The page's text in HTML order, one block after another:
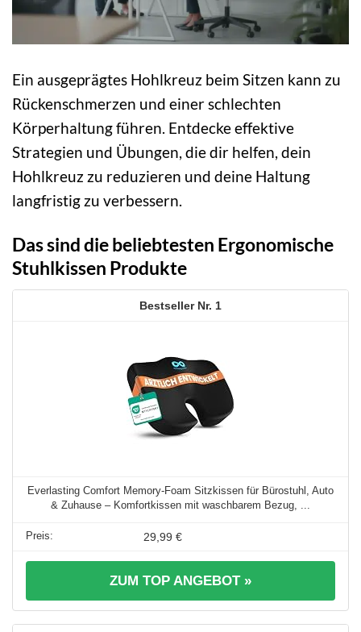
Ein ausgeprägtes Hohlkreuz beim Sitzen kann zu
Rückenschmerzen und einer schlechten
Körperhaltung führen. Entdecke effektive
Strategien und Übungen, die dir helfen, dein
Hohlkreuz zu reduzieren und deine Haltung
langfristig zu verbessern.
Das sind die beliebtesten Ergonomische
Stuhlkissen Produkte
1
Everlasting Comfort Memory-Foam Sitzkissen für Bürostuhl, Auto
& Zuhause – Komfortkissen mit waschbarem Bezug, ...
29,99 €
ZUM TOP ANGEBOT »